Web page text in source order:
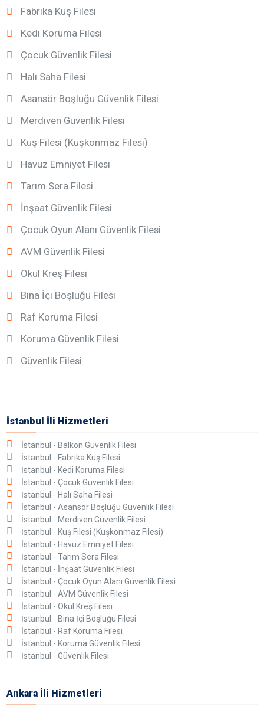
Fabrika Kuş Filesi
Kedi Koruma Filesi
Çocuk Güvenlik Filesi
Halı Saha Filesi
Asansör Boşluğu Güvenlik Filesi
Merdiven Güvenlik Filesi
Kuş Filesi (Kuşkonmaz Filesi)
Havuz Emniyet Filesi
Tarım Sera Filesi
İnşaat Güvenlik Filesi
Çocuk Oyun Alanı Güvenlik Filesi
AVM Güvenlik Filesi
Okul Kreş Filesi
Bina İçi Boşluğu Filesi
Raf Koruma Filesi
Koruma Güvenlik Filesi
Güvenlik Filesi
İstanbul İli Hizmetleri
İstanbul - Balkon Güvenlik Filesi
İstanbul - Fabrika Kuş Filesi
İstanbul - Kedi Koruma Filesi
İstanbul - Çocuk Güvenlik Filesi
İstanbul - Halı Saha Filesi
İstanbul - Asansör Boşluğu Güvenlik Filesi
İstanbul - Merdiven Güvenlik Filesi
İstanbul - Kuş Filesi (Kuşkonmaz Filesi)
İstanbul - Havuz Emniyet Filesi
İstanbul - Tarım Sera Filesi
İstanbul - İnşaat Güvenlik Filesi
İstanbul - Çocuk Oyun Alanı Güvenlik Filesi
İstanbul - AVM Güvenlik Filesi
İstanbul - Okul Kreş Filesi
İstanbul - Bina İçi Boşluğu Filesi
İstanbul - Raf Koruma Filesi
İstanbul - Koruma Güvenlik Filesi
İstanbul - Güvenlik Filesi
Ankara İli Hizmetleri